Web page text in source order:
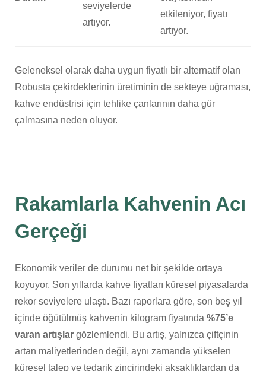
seviyelerde
artıyor.
etkileniyor, fiyatı
artıyor.
Geleneksel olarak daha uygun fiyatlı bir alternatif olan
Robusta çekirdeklerinin üretiminin de sekteye uğraması,
kahve endüstrisi için tehlike çanlarının daha gür
çalmasına neden oluyor.
Rakamlarla Kahvenin Acı
Gerçeği
Ekonomik veriler de durumu net bir şekilde ortaya
koyuyor. Son yıllarda kahve fiyatları küresel piyasalarda
rekor seviyelere ulaştı. Bazı raporlara göre, son beş yıl
içinde öğütülmüş kahvenin kilogram fiyatında %75’e
varan artışlar gözlemlendi. Bu artış, yalnızca çiftçinin
artan maliyetlerinden değil, aynı zamanda yükselen
küresel talep ve tedarik zincirindeki aksaklıklardan da